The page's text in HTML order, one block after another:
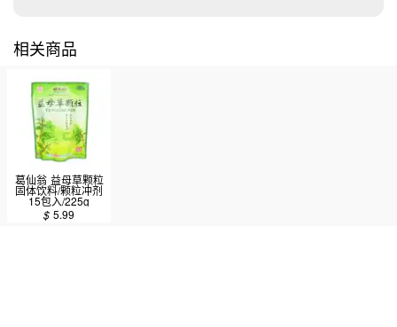
相关商品
葛仙翁 益母草颗粒
固体饮料/颗粒冲剂
15包入/225g
$5.99